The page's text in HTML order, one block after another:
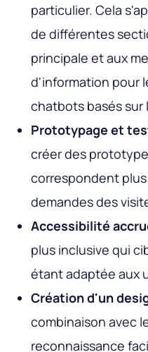
particulier. Cela
de différentes
principale et aux
d'information pour
chatbots basés sur
Prototypage et
créer des
correspondent
demandes des
Accessibilité
plus inclusive qui
étant adaptée aux
Création d'un
combinaison avec
reconnaissance